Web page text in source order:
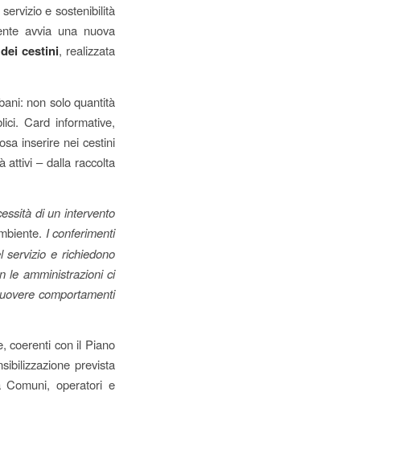
e sostenibilità
avvia una nuova
cestini, realizzata
non solo quantità
Card informative,
inserire nei cestini
attivi – dalla raccolta
di un intervento
I conferimenti
servizio e richiedono
le amministrazioni ci
comportamenti
coerenti con il Piano
prevista
Comuni, operatori e